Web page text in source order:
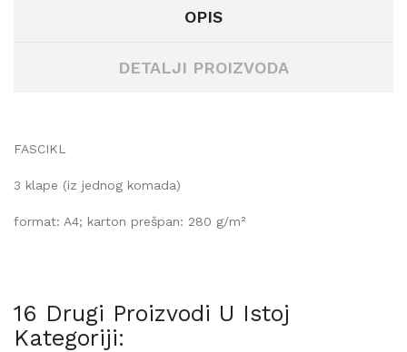
OPIS
DETALJI PROIZVODA
FASCIKL
3 klape (iz jednog komada)
format: A4; karton prešpan: 280 g/m²
16 Drugi Proizvodi U Istoj
Kategoriji: